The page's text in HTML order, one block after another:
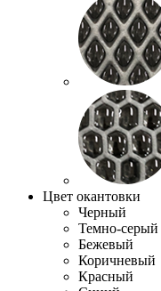
Цвет окантовки
Черный
Темно-серый
Бежевый
Коричневый
Красный